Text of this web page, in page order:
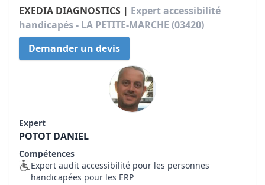
EXEDIA DIAGNOSTICS | Expert accessibilité
handicapés - LA PETITE-MARCHE (03420)
Demander un devis
Expert
POTOT DANIEL
Compétences
Expert audit accessibilité pour les personnes
handicapées pour les ERP